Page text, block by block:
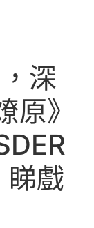
深
原》
睇戲